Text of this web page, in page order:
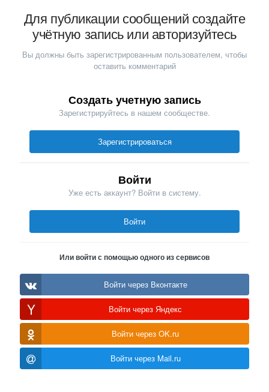
Для публикации сообщений создайте
учётную запись или авторизуйтесь
Вы должны быть зарегистрированным пользователем, чтобы
оставить комментарий
Создать учетную запись
Зарегистрируйтесь в нашем сообществе.
Зарегистрироваться
Войти
Уже есть аккаунт? Войти в систему.
Войти
Или войти с помощью одного из сервисов
Войти через Вконтакте
Войти через Яндекс
Войти через OK.ru
Войти через Mail.ru